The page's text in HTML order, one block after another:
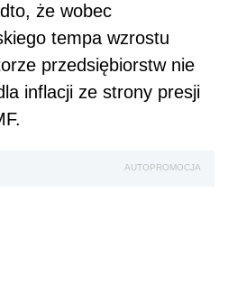
że wobec
tempa wzrostu
przedsiębiorstw nie
inflacji ze strony presji
AUTOPROMOCJA